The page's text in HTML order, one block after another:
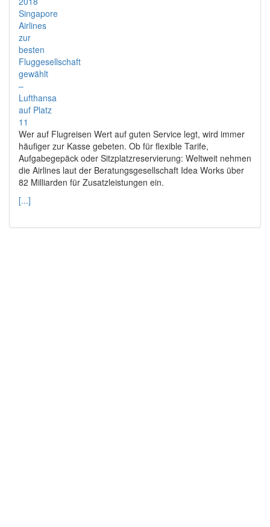
Wer auf Flugreisen Wert auf guten Service legt, wird immer
häufiger zur Kasse gebeten. Ob für flexible Tarife,
Aufgabegepäck oder Sitzplatzreservierung: Weltweit nehmen
die Airlines laut der Beratungsgesellschaft Idea Works über
82 Milliarden für Zusatzleistungen ein.
[...]